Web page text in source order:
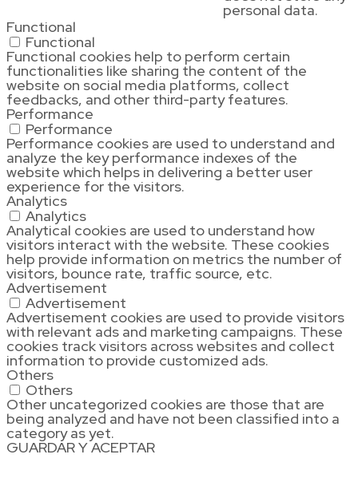
personal data.
Functional
Functional
Functional cookies help to perform certain
functionalities like sharing the content of the
website on social media platforms, collect
feedbacks, and other third-party features.
Performance
Performance
Performance cookies are used to understand and
analyze the key performance indexes of the
website which helps in delivering a better user
experience for the visitors.
Analytics
Analytics
Analytical cookies are used to understand how
visitors interact with the website. These cookies
help provide information on metrics the number of
visitors, bounce rate, traffic source, etc.
Advertisement
Advertisement
Advertisement cookies are used to provide visitors
with relevant ads and marketing campaigns. These
cookies track visitors across websites and collect
information to provide customized ads.
Others
Others
Other uncategorized cookies are those that are
being analyzed and have not been classified into a
category as yet.
GUARDAR Y ACEPTAR